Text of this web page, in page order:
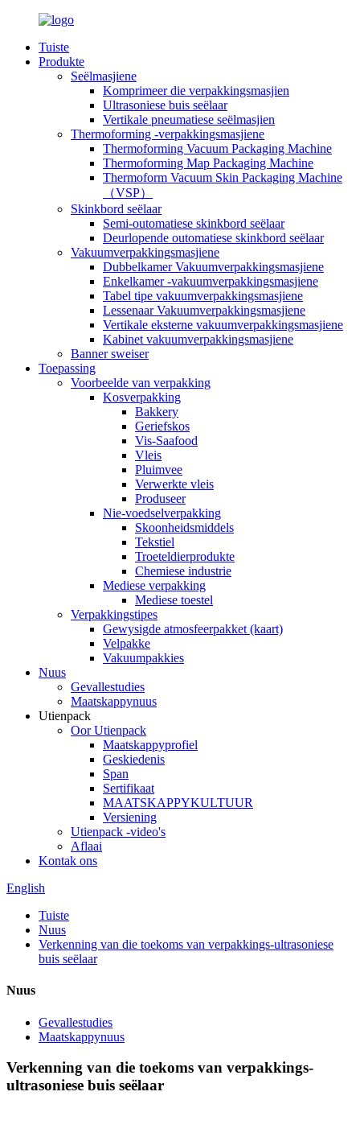
Tuiste
Produkte
Seëlmasjiene
Komprimeer die verpakkingsmasjien
Ultrasoniese buis seëlaar
Vertikale pneumatiese seëlmasjien
Thermoforming -verpakkingsmasjiene
Thermoforming Vacuum Packaging Machine
Thermoforming Map Packaging Machine
Thermoform Vacuum Skin Packaging Machine
（VSP）
Skinkbord seëlaar
Semi-outomatiese skinkbord seëlaar
Deurlopende outomatiese skinkbord seëlaar
Vakuumverpakkingsmasjiene
Dubbelkamer Vakuumverpakkingsmasjiene
Enkelkamer -vakuumverpakkingsmasjiene
Tabel tipe vakuumverpakkingsmasjiene
Lessenaar Vakuumverpakkingsmasjiene
Vertikale eksterne vakuumverpakkingsmasjiene
Kabinet vakuumverpakkingsmasjiene
Banner sweiser
Toepassing
Voorbeelde van verpakking
Kosverpakking
Bakkery
Geriefskos
Vis-Saafood
Vleis
Pluimvee
Verwerkte vleis
Produseer
Nie-voedselverpakking
Skoonheidsmiddels
Tekstiel
Troeteldierprodukte
Chemiese industrie
Mediese verpakking
Mediese toestel
Verpakkingstipes
Gewysigde atmosfeerpakket (kaart)
Velpakke
Vakuumpakkies
Nuus
Gevallestudies
Maatskappynuus
Utienpack
Oor Utienpack
Maatskappyprofiel
Geskiedenis
Span
Sertifikaat
MAATSKAPPYKULTUUR
Versiening
Utienpack -video's
Aflaai
Kontak ons
English
Tuiste
Nuus
Verkenning van die toekoms van verpakkings-ultrasoniese
buis seëlaar
Nuus
Gevallestudies
Maatskappynuus
Verkenning van die toekoms van verpakkings-
ultrasoniese buis seëlaar